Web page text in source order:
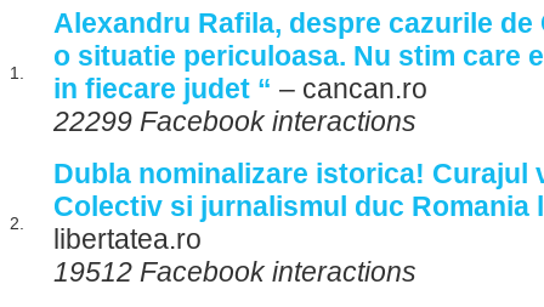
1.
Alexandru Rafila, despre cazurile de
o situatie periculoasa. Nu stim care
in fiecare judet “ – cancan.ro
22299 Facebook interactions
2.
Dubla nominalizare istorica! Curajul
Colectiv si jurnalismul duc Romania
libertatea.ro
19512 Facebook interactions